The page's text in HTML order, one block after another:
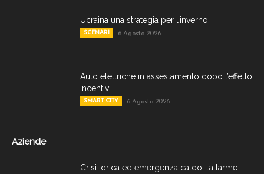
Ucraina una strategia per l’inverno
SCENARI 6 Agosto 2026
Auto elettriche in assestamento dopo l’effetto
incentivi
SMART CITY 6 Agosto 2026
Aziende
Crisi idrica ed emergenza caldo: l’allarme